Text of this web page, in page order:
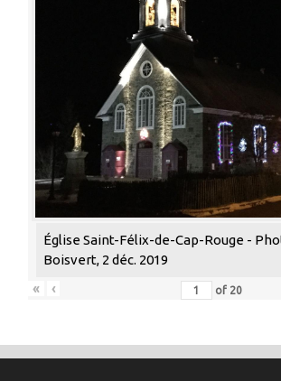
Église Saint-Félix-de-Cap-Rouge -
Boisvert, 2 déc. 2019
«
‹ of 20